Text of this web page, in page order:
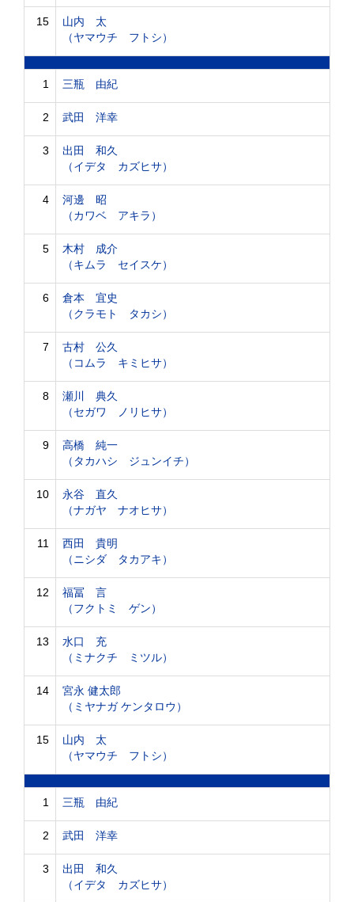
15
山内 太
（ヤマウチ フトシ）
1 三瓶 由紀
2 武田 洋幸
3
出田 和久
（イデタ カズヒサ）
4
河邊 昭
（カワベ アキラ）
5
木村 成介
（キムラ セイスケ）
6
倉本 宜史
（クラモト タカシ）
7
古村 公久
（コムラ キミヒサ）
8
瀬川 典久
（セガワ ノリヒサ）
9
高橋 純一
（タカハシ ジュンイチ）
10
永谷 直久
（ナガヤ ナオヒサ）
11
西田 貴明
（ニシダ タカアキ）
12
福冨 言
（フクトミ ゲン）
13
水口 充
（ミナクチ ミツル）
14
宮永 健太郎
（ミヤナガ ケンタロウ）
15
山内 太
（ヤマウチ フトシ）
1 三瓶 由紀
2 武田 洋幸
3
出田 和久
（イデタ カズヒサ）